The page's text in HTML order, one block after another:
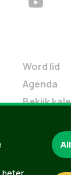
Word lid
Agenda
Bekijk